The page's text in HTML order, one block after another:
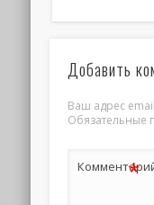
Добавить
Ваш адрес
Обязательные
*